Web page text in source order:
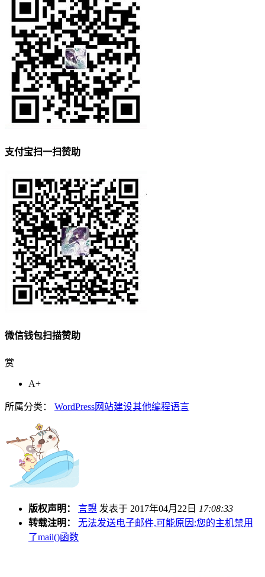
支付宝扫一扫赞助
微信钱包扫描赞助
赏
A+
所属分类： WordPress网站建设其他编程语言
版权声明： 言曌 发表于 2017年04月22日 17:08:33
转载注明：
无法发送电子邮件,可能原因:您的主机禁用
了mail()函数